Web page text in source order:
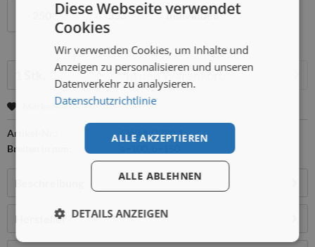
333 Individuell
In denWarenkorb
Merken
Artikel-Nr.:
CWAND250.1
Breiten in mm:
Beschreibung
Hersteller
Diese Webseite verwendet
Cookies
Wir verwenden Cookies, um Inhalte und
Anzeigen zu personalisieren und unseren
Datenverkehr zu analysieren.
Datenschutzrichtlinie
ALLE AKZEPTIEREN
ALLE ABLEHNEN
DETAILS ANZEIGEN